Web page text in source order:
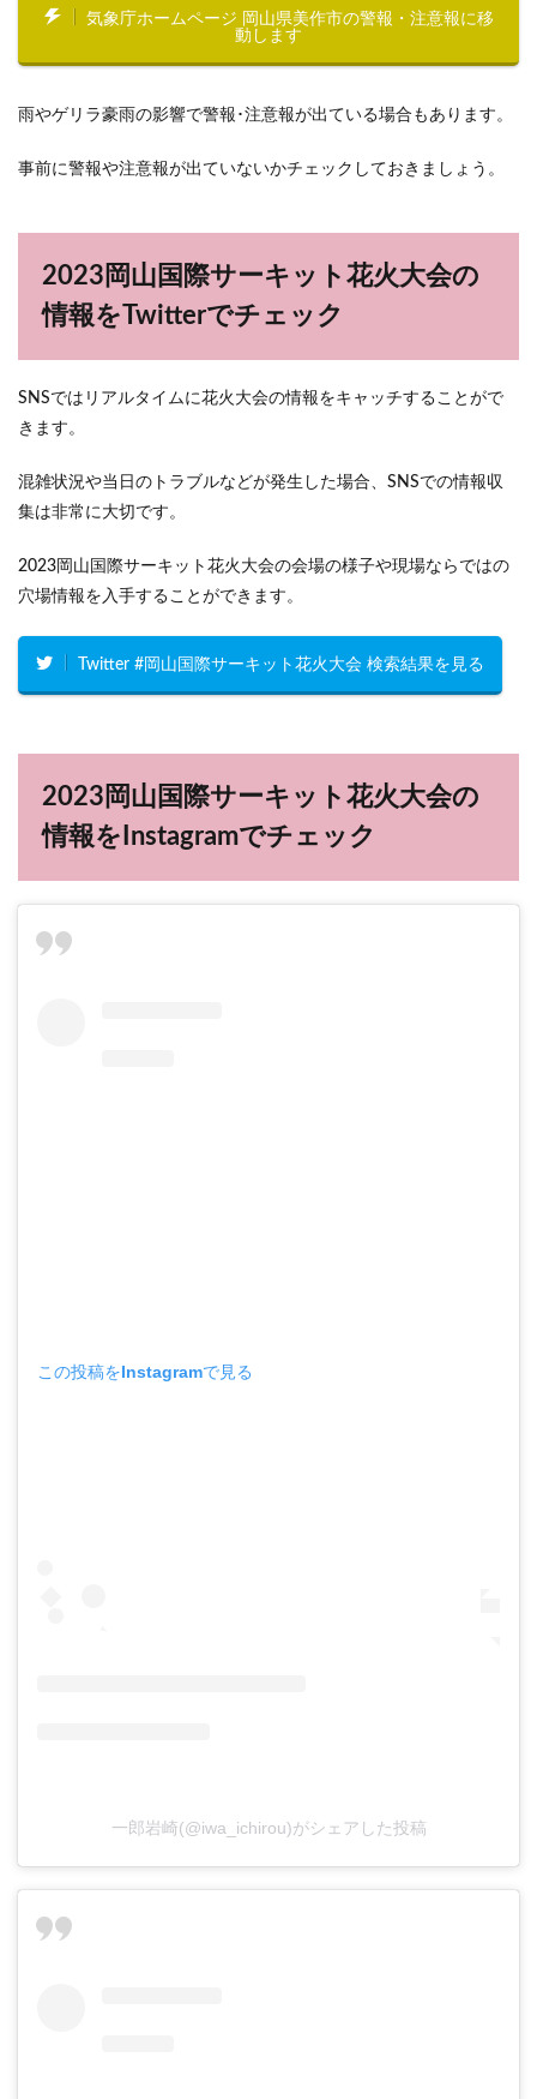
気象庁ホームページ 岡山県美作市の警報・注意報に移
動します
雨やゲリラ豪雨の影響で警報･注意報が出ている場合もあります。
事前に警報や注意報が出ていないかチェックしておきましょう。
2023岡山国際サーキット花火大会の
情報をTwitterでチェック
SNSではリアルタイムに花火大会の情報をキャッチすることがで
きます。
混雑状況や当日のトラブルなどが発生した場合、SNSでの情報収
集は非常に大切です。
2023岡山国際サーキット花火大会の会場の様子や現場ならではの
穴場情報を入手することができます。
Twitter #岡山国際サーキット花火大会 検索結果を見る
2023岡山国際サーキット花火大会の
情報をInstagramでチェック
この投稿をInstagramで見る
一郎岩崎(@iwa_ichirou)がシェアした投稿